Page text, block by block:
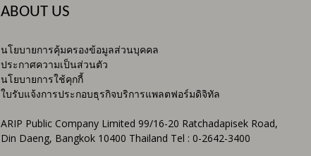
ABOUT US
นโยบายการคุ้มครองข้อมูลส่วนบุคคล
ประกาศความเป็นส่วนตัว
นโยบายการใช้คุกกี้
ใบรับแจ้งการประกอบธุรกิจบริการแพลตฟอร์มดิจิทัล
ARIP Public Company Limited 99/16-20 Ratchadapisek Road,
Din Daeng, Bangkok 10400 Thailand Tel : 0-2642-3400